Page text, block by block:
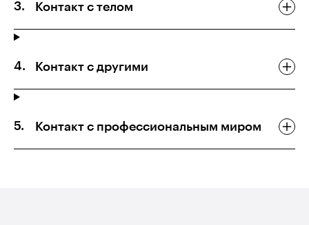
Контакт с телом
Контакт с другими
Контакт с профессиональным миром